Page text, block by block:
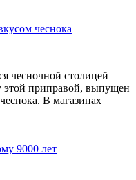
чеснока
чесночной столицей
этой приправой, выпущен
В магазинах
9000 лет